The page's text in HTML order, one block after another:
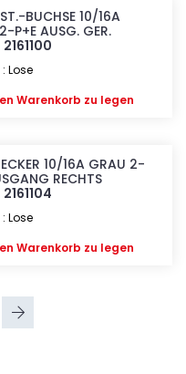
BUCHSE 10/16A
P+E AUSG. GER.
Lose
Warenkorb zu legen
10/16A GRAU 2-
RECHTS
Lose
Warenkorb zu legen